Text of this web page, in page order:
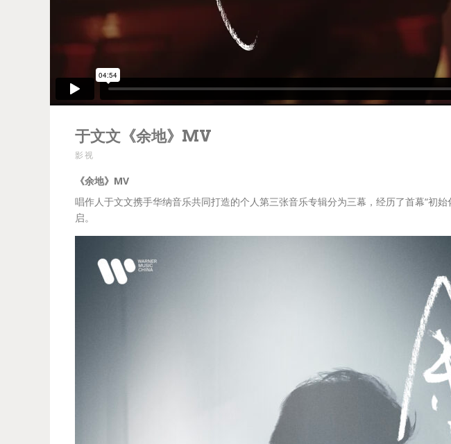
于文文《余地》MV
影视
《余地》MV
唱作人于文文携手华纳音乐共同打造的个人第三张音乐专辑分为三幕，经历了首幕“初
启。